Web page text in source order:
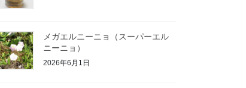
メガエルニーニョ（スーパーエル
ニーニョ）
2026年6月1日